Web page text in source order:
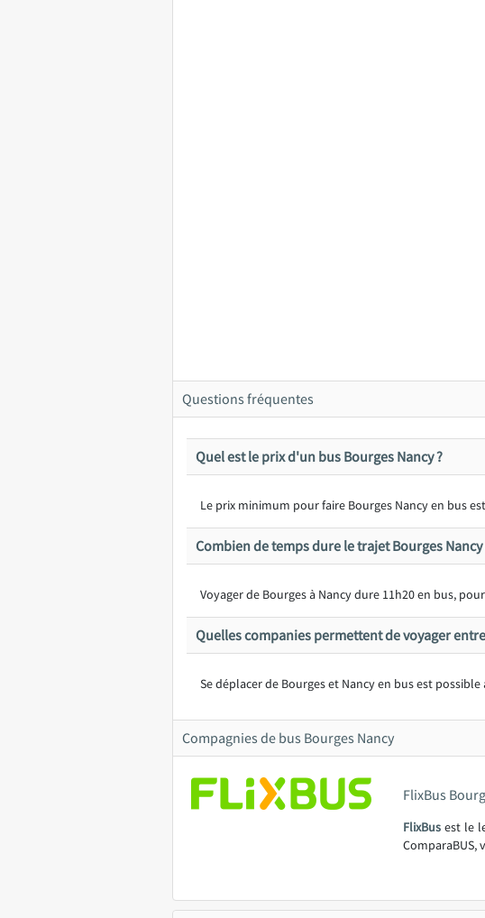
Questions fréquentes
Quel est le prix d'un bus Bourges Nancy ?
Le prix minimum pour faire Bourges Nancy en bus
Combien de temps dure le trajet Bourges Nancy
Voyager de Bourges à Nancy dure 11h20 en bus,
Quelles companies permettent de voyager
Se déplacer de Bourges et Nancy en bus est possible
Compagnies de bus Bourges Nancy
FlixBus
FlixBus est le
ComparaBUS,